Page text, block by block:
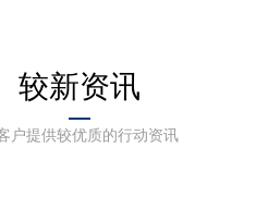
较新资讯
户提供较优质的行动资讯